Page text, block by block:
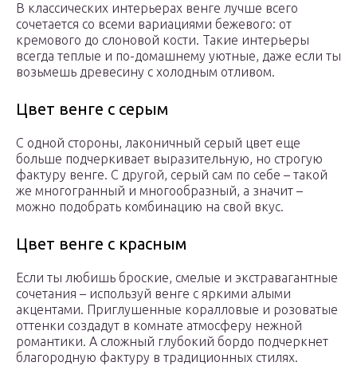
В классических интерьерах венге лучше всего
сочетается со всеми вариациями бежевого: от
кремового до слоновой кости. Такие интерьеры
всегда теплые и по-домашнему уютные, даже если ты
возьмешь древесину с холодным отливом.
Цвет венге с серым
С одной стороны, лаконичный серый цвет еще
больше подчеркивает выразительную, но строгую
фактуру венге. С другой, серый сам по себе – такой
же многогранный и многообразный, а значит –
можно подобрать комбинацию на свой вкус.
Цвет венге с красным
Если ты любишь броские, смелые и экстравагантные
сочетания – используй венге с яркими алыми
акцентами. Приглушенные коралловые и розоватые
оттенки создадут в комнате атмосферу нежной
романтики. А сложный глубокий бордо подчеркнет
благородную фактуру в традиционных стилях.